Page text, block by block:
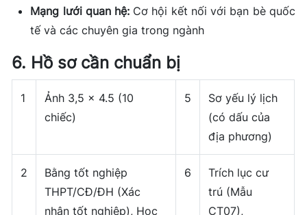
Mạng lưới quan hệ: Cơ hội kết nối với bạn bè quốc
tế và các chuyên gia trong ngành
6. Hồ sơ cần chuẩn bị
1
Ảnh 3,5 x 4.5 (10
chiếc)
5
Sơ yếu lý lịch
(có dấu của
địa phương)
2
Bằng tốt nghiệp
THPT/CĐ/ĐH (Xác
nhận tốt nghiệp), Học
6
Trích lục cư
trú (Mẫu
CT07),